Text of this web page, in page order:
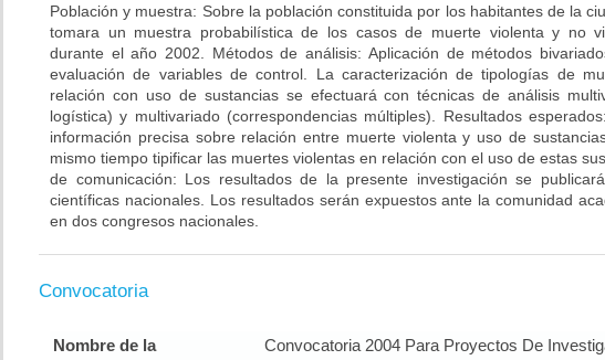
Población y muestra: Sobre la población constituida por los habitantes de la
tomara un muestra probabilística de los casos de muerte violenta y no
durante el año 2002. Métodos de análisis: Aplicación de métodos
evaluación de variables de control. La caracterización de tipologías de
relación con uso de sustancias se efectuará con técnicas de análisis
logística) y multivariado (correspondencias múltiples). Resultados
información precisa sobre relación entre muerte violenta y uso de
mismo tiempo tipificar las muertes violentas en relación con el uso de estas
de comunicación: Los resultados de la presente investigación se
científicas nacionales. Los resultados serán expuestos ante la comunidad
en dos congresos nacionales.
Convocatoria
Nombre de la
Convocatoria 2004 Para Proyectos De